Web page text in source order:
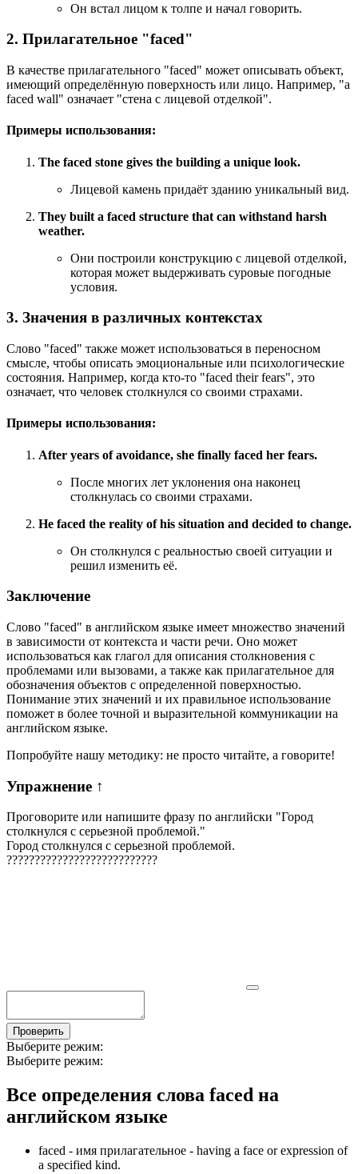
Он встал лицом к толпе и начал говорить.
2. Прилагательное "faced"
В качестве прилагательного "faced" может описывать объект,
имеющий определённую поверхность или лицо. Например, "a
faced wall" означает "стена с лицевой отделкой".
Примеры использования:
The faced stone gives the building a unique look.
Лицевой камень придаёт зданию уникальный вид.
They built a faced structure that can withstand harsh
weather.
Они построили конструкцию с лицевой отделкой,
которая может выдерживать суровые погодные
условия.
3. Значения в различных контекстах
Слово "faced" также может использоваться в переносном
смысле, чтобы описать эмоциональные или психологические
состояния. Например, когда кто-то "faced their fears", это
означает, что человек столкнулся со своими страхами.
Примеры использования:
After years of avoidance, she finally faced her fears.
После многих лет уклонения она наконец
столкнулась со своими страхами.
He faced the reality of his situation and decided to change.
Он столкнулся с реальностью своей ситуации и
решил изменить её.
Заключение
Слово "faced" в английском языке имеет множество значений
в зависимости от контекста и части речи. Оно может
использоваться как глагол для описания столкновения с
проблемами или вызовами, а также как прилагательное для
обозначения объектов с определенной поверхностью.
Понимание этих значений и их правильное использование
поможет в более точной и выразительной коммуникации на
английском языке.
Попробуйте нашу методику: не просто читайте, а говорите!
Упражнение ↑
Проговорите или напишите фразу по английски "Город
столкнулся с серьезной проблемой."
Город столкнулся с серьезной проблемой.
???????????????????????????
Проверить
Выберите режим:
Выберите режим:
Все определения слова faced на
английском языке
faced - имя прилагательное - having a face or expression of
a specified kind.